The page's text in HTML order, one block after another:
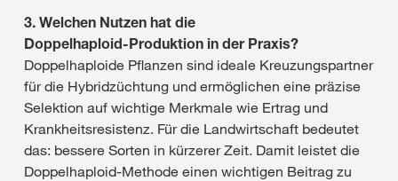
3. Welchen Nutzen hat die
Doppelhaploid‑Produktion in der Praxis?
Doppelhaploide Pflanzen sind ideale Kreuzungspartner
für die Hybridzüchtung und ermöglichen eine präzise
Selektion auf wichtige Merkmale wie Ertrag und
Krankheitsresistenz. Für die Landwirtschaft bedeutet
das: bessere Sorten in kürzerer Zeit. Damit leistet die
Doppelhaploid‑Methode einen wichtigen Beitrag zu